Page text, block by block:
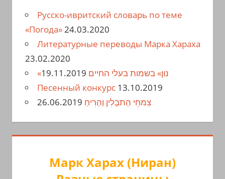
Русско-ивритский словарь по теме
«Погода» 24.03.2020
Литературные переводы Марка Хараха
23.02.2020
«נון» בשמות בעלי החיים 19.11.2019
Песенный конкурс 13.10.2019
צִמחֵי הַתבָלִין וְהַרִיחַ 26.06.2019
Марк Харах (Ниран)